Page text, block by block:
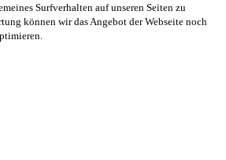
Surfverhalten auf unseren Seiten zu
können wir das Angebot der Webseite noch